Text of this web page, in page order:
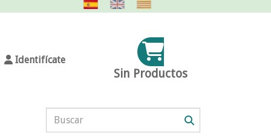
Identifícate
Sin Productos